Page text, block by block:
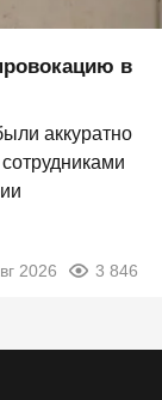
в
аккуратно
2026 3 846